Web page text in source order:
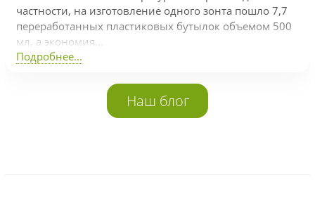
частности, на изготовление одного зонта пошло 7,7
переработанных пластиковых бутылок объемом 500
мл, а экономия...
Подробнее...
Наш блог